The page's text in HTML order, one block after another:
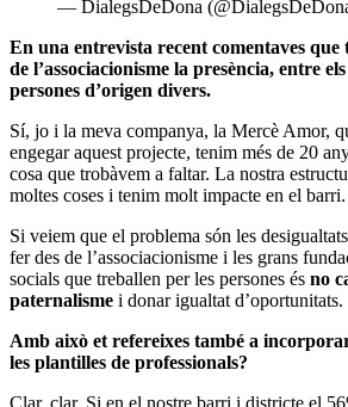
— DialegsDeDona
En una entrevista recent comentaves
de l’associacionisme la presència, entre
persones d’origen divers.
Sí, jo i la meva companya, la Mercè Amor,
engegar aquest projecte, tenim més de 20
cosa que trobàvem a faltar. La nostra
moltes coses i tenim molt impacte en el barri.
Si veiem que el problema són les
fer des de l’associacionisme i les grans
socials que treballen per les persones és no
paternalisme i donar igualtat d’oportunitats.
Amb això et refereixes també a
les plantilles de professionals?
Clar, clar. Si en el nostre barri i districte el